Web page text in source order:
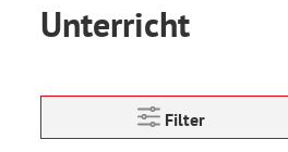
Unterricht
Filter